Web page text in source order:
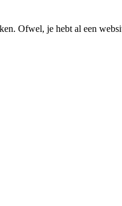
Ofwel, je hebt al een